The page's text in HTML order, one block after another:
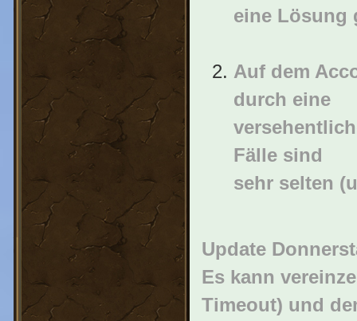
eine Lösung
Auf dem
durch eine
Fälle sind
sehr selten
Update
Es kann
Timeout) und